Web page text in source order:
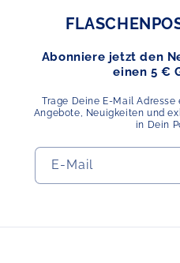
Abonniere jetzt den
einen 5 €
Trage Deine E-Mail
Angebote, Neuigkeiten und
in Dein
E-Mail